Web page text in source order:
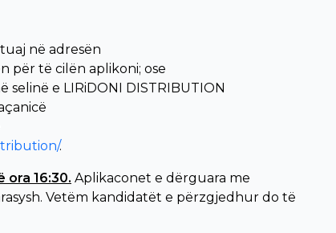
në adresën
për të cilën aplikoni; ose
e LIRiDONI DISTRIBUTION
.
ora 16:30. Aplikaconet e dërguara me
Vetëm kandidatët e përzgjedhur do të